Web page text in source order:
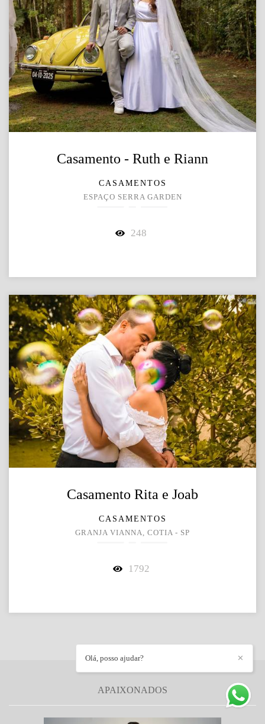
Casamento - Ruth e Riann
CASAMENTOS
ESPAÇO SERRA GARDEN
248
Casamento Rita e Joab
CASAMENTOS
GRANJA VIANNA, COTIA - SP
1792
APAIXONADOS
✕
Olá, posso ajudar?